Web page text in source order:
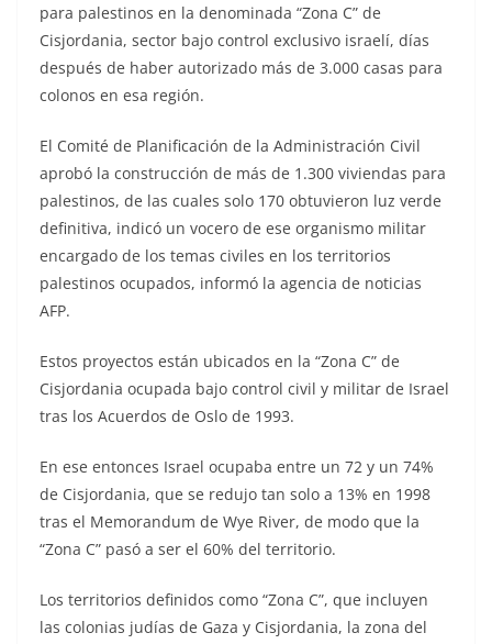
para palestinos en la denominada “Zona C” de
Cisjordania, sector bajo control exclusivo israelí, días
después de haber autorizado más de 3.000 casas para
colonos en esa región.
El Comité de Planificación de la Administración Civil
aprobó la construcción de más de 1.300 viviendas para
palestinos, de las cuales solo 170 obtuvieron luz verde
definitiva, indicó un vocero de ese organismo militar
encargado de los temas civiles en los territorios
palestinos ocupados, informó la agencia de noticias
AFP.
Estos proyectos están ubicados en la “Zona C” de
Cisjordania ocupada bajo control civil y militar de Israel
tras los Acuerdos de Oslo de 1993.
En ese entonces Israel ocupaba entre un 72 y un 74%
de Cisjordania, que se redujo tan solo a 13% en 1998
tras el Memorandum de Wye River, de modo que la
“Zona C” pasó a ser el 60% del territorio.
Los territorios definidos como “Zona C”, que incluyen
las colonias judías de Gaza y Cisjordania, la zona del